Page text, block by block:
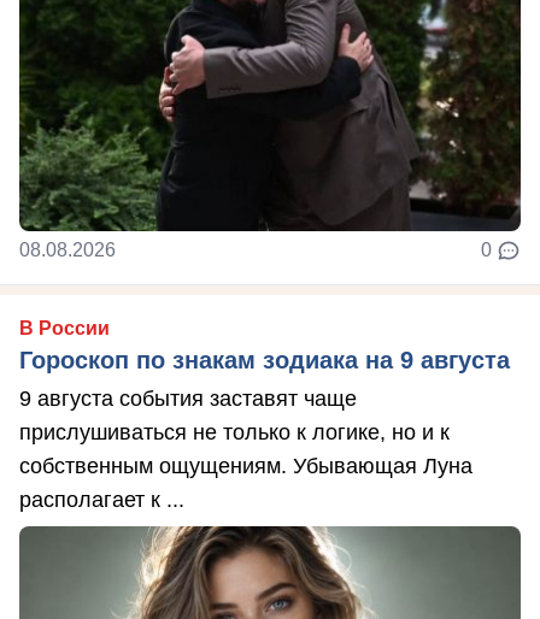
08.08.2026 0
В России
Гороскоп по знакам зодиака на 9 августа
9 августа события заставят чаще
прислушиваться не только к логике, но и к
собственным ощущениям. Убывающая Луна
располагает к ...